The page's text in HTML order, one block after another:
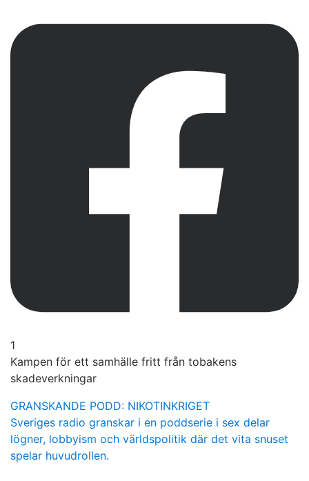
1
Kampen för ett samhälle fritt från tobakens
skadeverkningar
GRANSKANDE PODD: NIKOTINKRIGET
Sveriges radio granskar i en poddserie i sex delar
lögner, lobbyism och världspolitik där det vita snuset
spelar huvudrollen.